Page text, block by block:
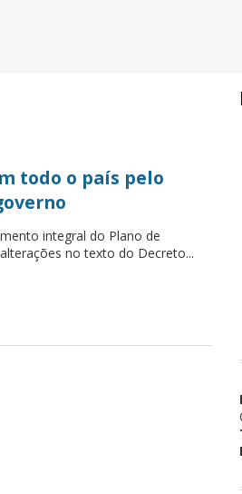
todo o país pelo
integral do Plano de
no texto do Decreto...